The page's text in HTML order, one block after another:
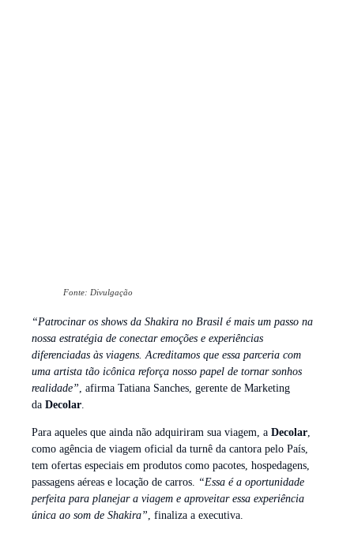
Fonte: Divulgação
“Patrocinar os shows da Shakira no Brasil é mais um passo na
nossa estratégia de conectar emoções e experiências
diferenciadas às viagens. Acreditamos que essa parceria com
uma artista tão icônica reforça nosso papel de tornar sonhos
realidade” , afirma Tatiana Sanches, gerente de Marketing
da Decolar
Para aqueles que ainda não adquiriram sua viagem, a Decolar
como agência de viagem oficial da turnê da cantora pelo País,
tem ofertas especiais em produtos como pacotes, hospedagens,
passagens aéreas e locação de carros.
“Essa é a oportunidade
perfeita para planejar a viagem e aproveitar essa experiência
única ao som de Shakira” , finaliza a executiva.